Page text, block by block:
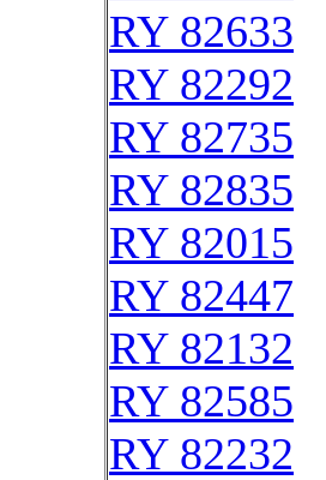
RY 82633
RY 82292
RY 82735
RY 82835
RY 82015
RY 82447
RY 82132
RY 82585
RY 82232